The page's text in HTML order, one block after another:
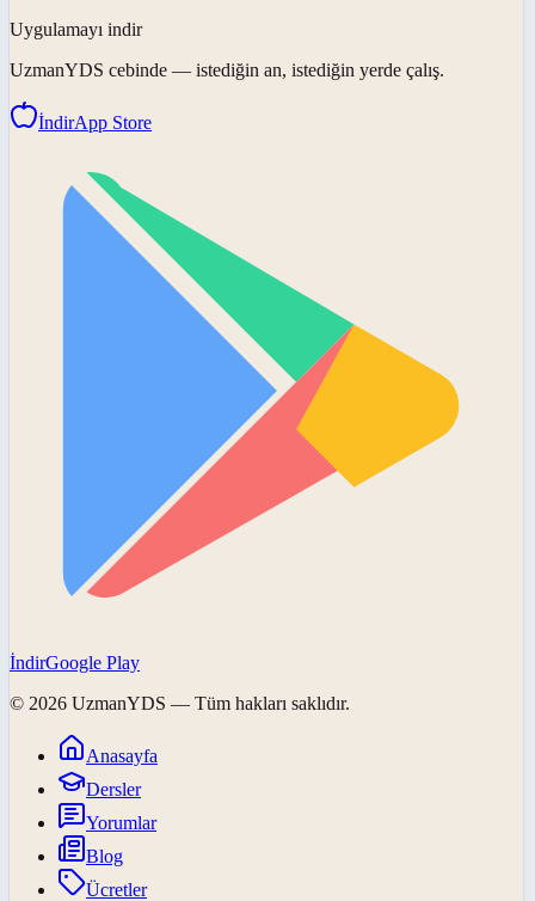
Uygulamayı indir
UzmanYDS cebinde — istediğin an, istediğin yerde çalış.
İndirApp Store
İndirGoogle Play
© 2026 UzmanYDS — Tüm hakları saklıdır.
Anasayfa
Dersler
Yorumlar
Blog
Ücretler